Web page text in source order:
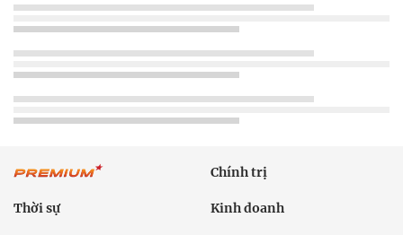
Chính trị
Thời sự Kinh doanh